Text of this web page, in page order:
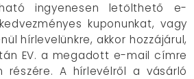
ingyenesen letölthető e-
kuponunkat, vagy
hírlevelünkre, akkor hozzájárul,
EV. a megadott e-mail címre
részére. A hírlevélről a vásárló